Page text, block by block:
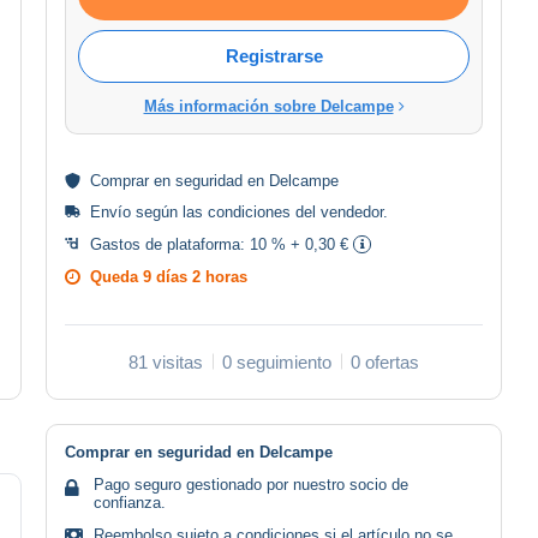
Registrarse
Más información sobre Delcampe
Comprar en seguridad en Delcampe
Envío según las condiciones del vendedor.
Gastos de plataforma: 10 % + 0,30 €
Queda 9 días 2 horas
81 visitas 0 seguimiento 0 ofertas
Comprar en seguridad en Delcampe
Pago seguro gestionado por nuestro socio de
confianza.